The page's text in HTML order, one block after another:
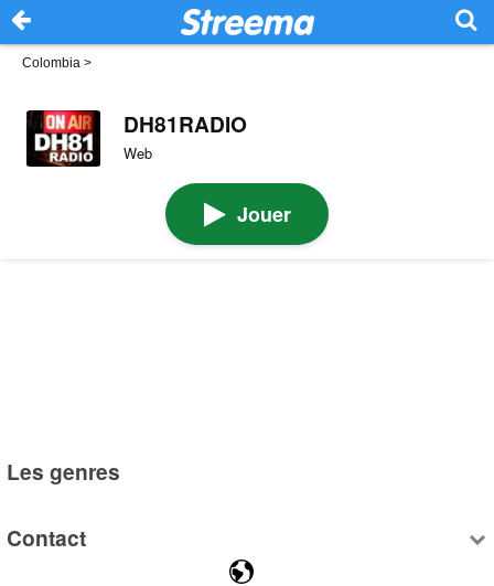
Colombia >
DH81RADIO
Web
Jouer
Les genres
Contact